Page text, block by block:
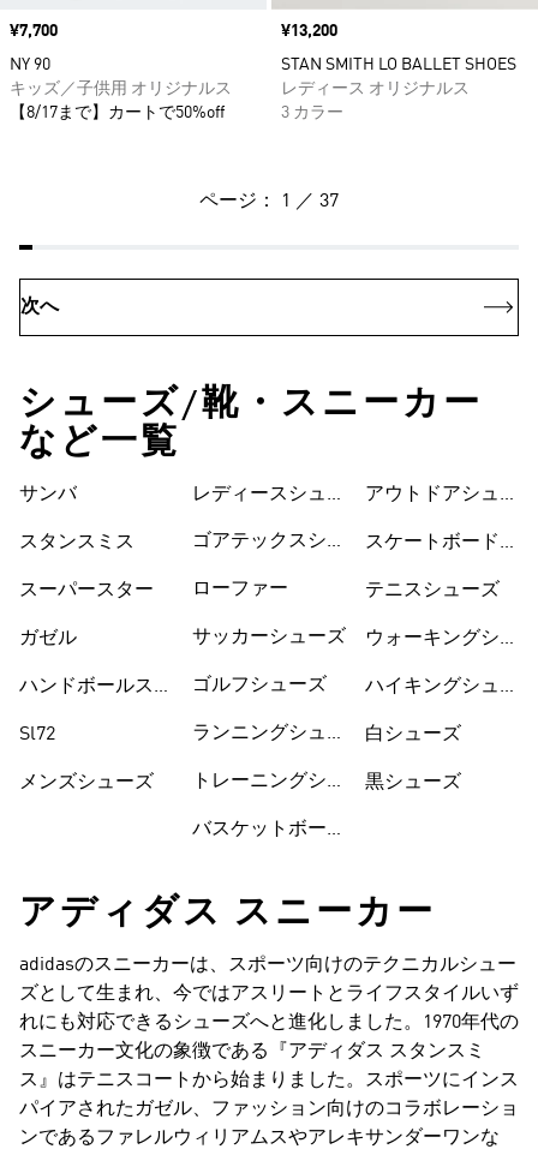
価格
¥7,700
NY 90
キッズ／子供用 オリジナルス
【8/17まで】カートで50%off
価格
¥13,200
STAN SMITH LO BALLET SHOES
レディース オリジナルス
3 カラー
ページ： 1 ／ 37
次へ
シューズ/靴・スニーカー
など一覧
サンバ
スタンスミス
スーパースター
ガゼル
ハンドボールスペ
Sl72
メンズシューズ
レディースシュー
ゴアテックスシュ
ローファー
サッカーシューズ
ゴルフシューズ
ランニングシュー
トレーニングシュ
バスケットボール
シューズ
アウトドアシュー
スケートボードシ
テニスシューズ
ウォーキングシュ
ハイキングシュー
白シューズ
黒シューズ
アディダス スニーカー
adidasのスニーカーは、スポーツ向けのテクニカルシュー
ズとして生まれ、今ではアスリートとライフスタイルいず
れにも対応できるシューズへと進化しました。1970年代の
スニーカー文化の象徴である『アディダス スタンスミ
ス』はテニスコートから始まりました。スポーツにインス
パイアされたガゼル、ファッション向けのコラボレーショ
ンであるファレルウィリアムスやアレキサンダーワンな